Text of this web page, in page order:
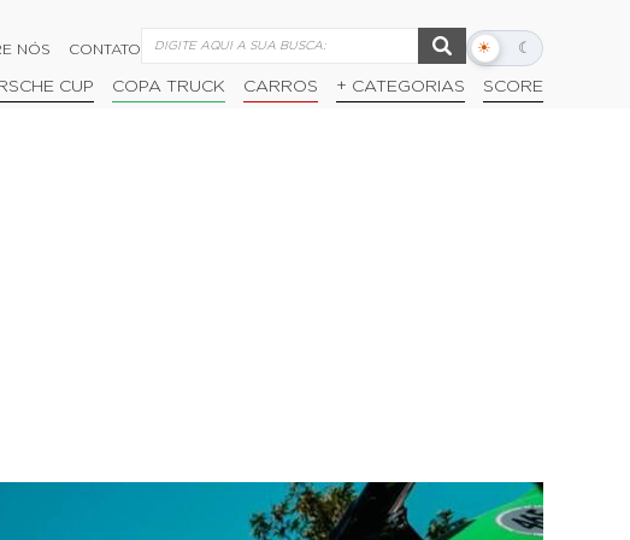
NÓS CONTATO ☀ ☾
Alternar
escuro
CUP COPA TRUCK CARROS + CATEGORIAS SCORE